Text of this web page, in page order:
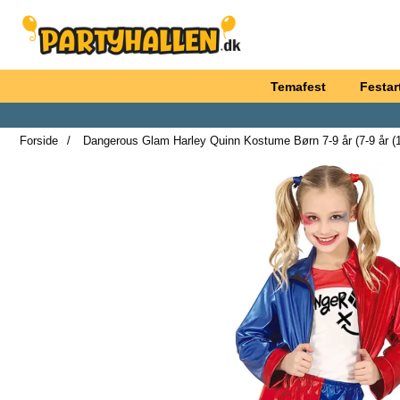
Startside for Partyhallen AB
Temafest
Forside
Dangerous Glam Harley Quinn Kostume Børn 7-9 år (7-9 år